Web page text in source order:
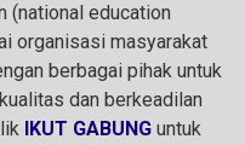
(national education
organisasi masyarakat
berbagai pihak untuk
dan berkeadilan
IKUT GABUNG untuk